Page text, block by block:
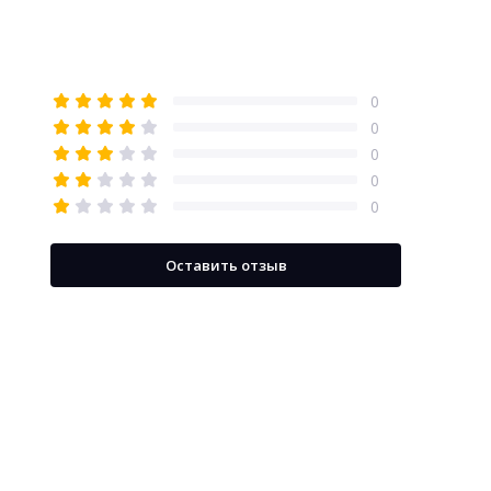
0
0
0
0
0
Оставить отзыв